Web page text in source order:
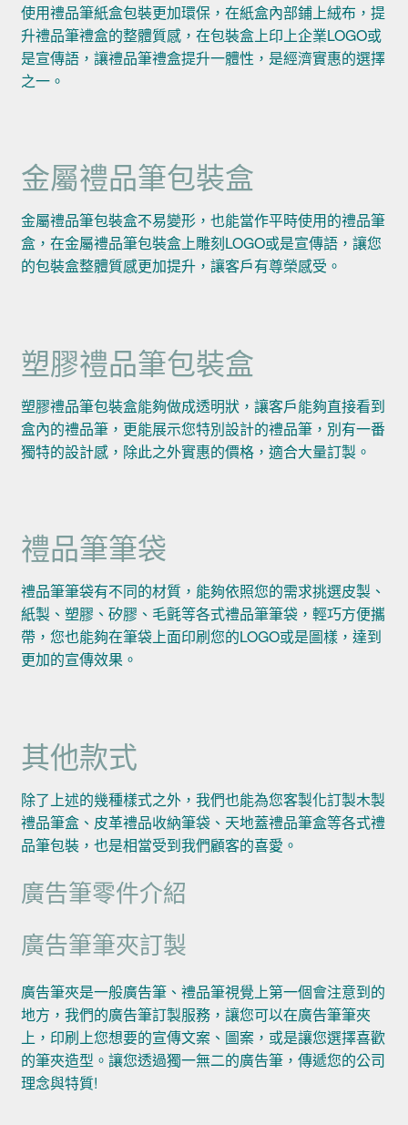
使用禮品筆紙盒包裝更加環保，在紙盒內部鋪上絨布，提
升禮品筆禮盒的整體質感，在包裝盒上印上企業LOGO或
是宣傳語，讓禮品筆禮盒提升一體性，是經濟實惠的選擇
之一。
金屬禮品筆包裝盒
金屬禮品筆包裝盒不易變形，也能當作平時使用的禮品筆
盒，在金屬禮品筆包裝盒上雕刻LOGO或是宣傳語，讓您
的包裝盒整體質感更加提升，讓客戶有尊榮感受。
塑膠禮品筆包裝盒
塑膠禮品筆包裝盒能夠做成透明狀，讓客戶能夠直接看到
盒內的禮品筆，更能展示您特別設計的禮品筆，別有一番
獨特的設計感，除此之外實惠的價格，適合大量訂製。
禮品筆筆袋
禮品筆筆袋有不同的材質，能夠依照您的需求挑選皮製、
紙製、塑膠、矽膠、毛氈等各式禮品筆筆袋，輕巧方便攜
帶，您也能夠在筆袋上面印刷您的LOGO或是圖樣，達到
更加的宣傳效果。
其他款式
除了上述的幾種樣式之外，我們也能為您客製化訂製木製
禮品筆盒、皮革禮品收納筆袋、天地蓋禮品筆盒等各式禮
品筆包裝，也是相當受到我們顧客的喜愛。
廣告筆零件介紹
廣告筆筆夾訂製
廣告筆夾是一般廣告筆、禮品筆視覺上第一個會注意到的
地方，我們的廣告筆訂製服務，讓您可以在廣告筆筆夾
上，印刷上您想要的宣傳文案、圖案，或是讓您選擇喜歡
的筆夾造型。讓您透過獨一無二的廣告筆，傳遞您的公司
理念與特質!